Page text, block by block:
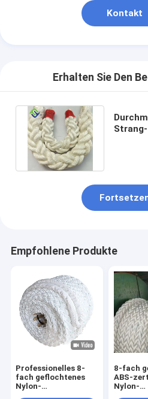
Kontakt
Erhalten Sie Den
Empfohlene Produkte
Professionelles 8-
fach geflochtenes
Nylon-
8-fach
ABS-
Nylon-